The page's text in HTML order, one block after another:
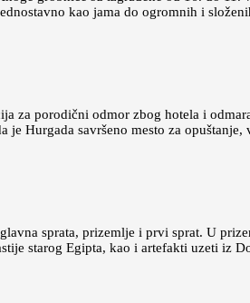
kao jama do ogromnih i
za porodični odmor zbog hotela i
Hurgada savršeno mesto za opuštanje,
sprata, prizemlje i prvi sprat. U
starog Egipta, kao i artefakti uzeti iz